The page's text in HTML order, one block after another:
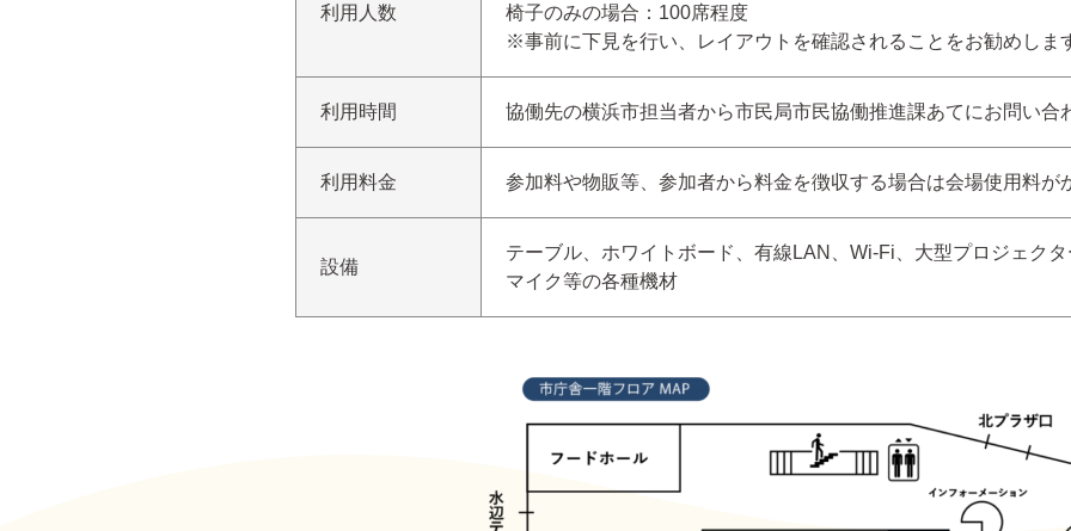
利⽤⼈数
椅⼦のみの場合：100席程度
※事前に下⾒を⾏い、レイアウトを確認されることをお勧めしま
利用時間 協働先の横浜市担当者から市⺠局市⺠協働推進課あてにお問い合
利用料金 参加料や物販等、参加者から料⾦を徴収する場合は会場使⽤料が
設備
テーブル、ホワイトボード、有線LAN、Wi-Fi、⼤型プロジェク
マイク等の各種機材